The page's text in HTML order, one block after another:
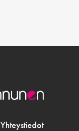
Yhteystiedot